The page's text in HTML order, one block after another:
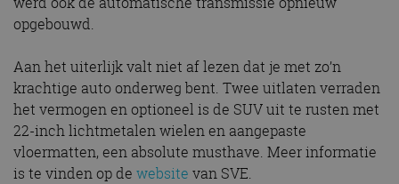
opgebouwd.
Aan het uiterlijk valt niet af lezen dat je met zo’n
krachtige auto onderweg bent. Twee uitlaten verraden
het vermogen en optioneel is de SUV uit te rusten met
22-inch lichtmetalen wielen en aangepaste
vloermatten, een absolute musthave. Meer informatie
is te vinden op de website van SVE.